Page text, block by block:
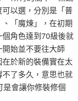
以選，分別是「普
「魔煉」，在初期
角色達到70級後就
始並不要往大師
於新的裝備實在太
了多久，意思也就
會讓你修裝修個